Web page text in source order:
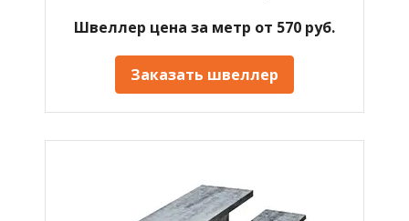
Швеллер цена за метр от 570 руб.
Заказать швеллер